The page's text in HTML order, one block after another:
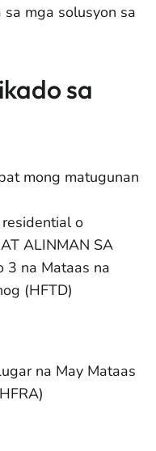
mga solusyon sa
sa
mong matugunan
o
ALINMAN SA
3 na Mataas na
(HFTD)
na May Mataas